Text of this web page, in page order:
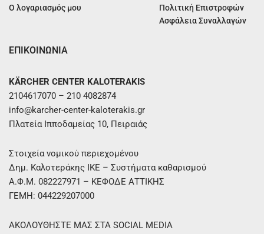
Ο λογαριασμός μου
Πολιτική Επιστροφών
Ασφάλεια Συναλλαγών
ΕΠΙΚΟΙΝΩΝΙΑ
KÄRCHER CENTER KALOTERAKIS
2104617070 – 210 4082874
info@karcher-center-kaloterakis.gr
Πλατεία Ιπποδαμείας 10, Πειραιάς
Στοιχεία νομικού περιεχομένου
Δημ. Καλοτεράκης ΙΚΕ – Συστήματα καθαρισμού
Α.Φ.Μ. 082227971 – ΚΕΦΟΔΕ ΑΤΤΙΚΗΣ
ΓΕΜΗ: 044229207000
ΑΚΟΛΟΥΘΗΣΤΕ ΜΑΣ ΣΤΑ SOCIAL MEDIA